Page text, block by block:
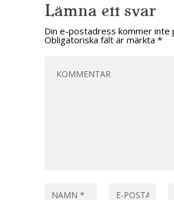
Lämna ett svar
Din e-postadress kommer inte
Obligatoriska fält är märkta *